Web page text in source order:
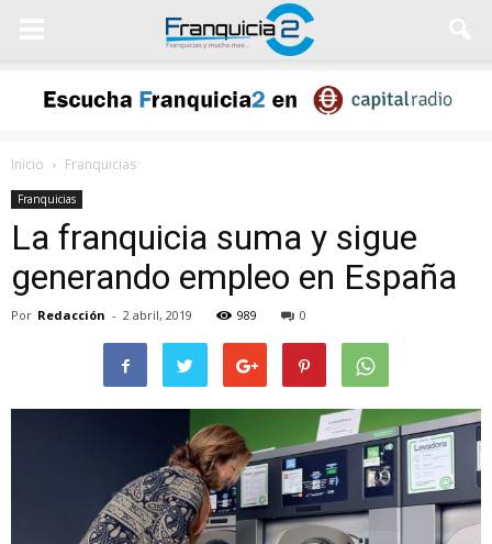
Inicio Franquicias
Franquicias
La franquicia suma y sigue
generando empleo en España
Por Redacción - 2 abril, 2019 989 0